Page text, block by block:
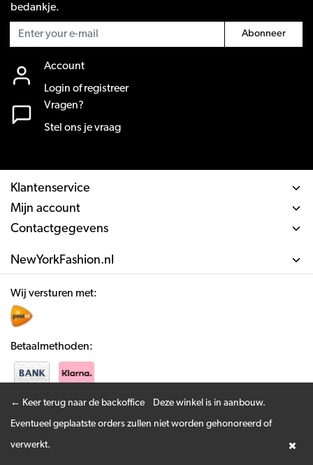
bedankje.
Abonneer
Account
Login of registreer
Vragen?
Stel ons je vraag
Klantenservice
Mijn account
Contactgegevens
NewYorkFashion.nl
Wij versturen met:
Betaalmethoden:
© Copyright 2026 New York Fashion - All rights reserved - Realisatie
Door het gebruiken van onze website, ga je akkoord met het gebruik van cookies om
← Keer terug naar de backoffice Deze winkel is in aanbouw.
Eventueel geplaatste orders zullen niet worden gehonoreerd of
verwerkt.